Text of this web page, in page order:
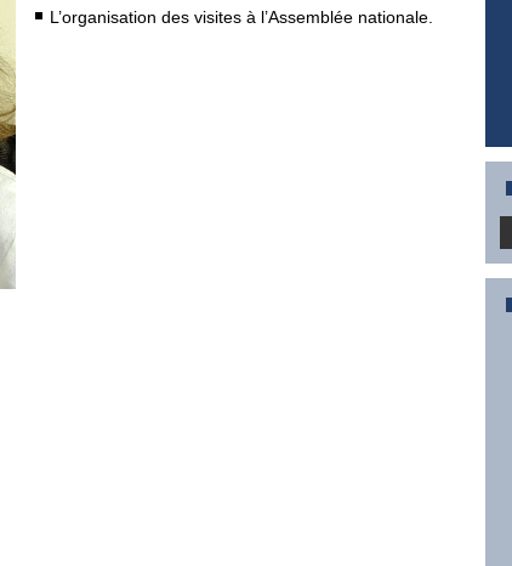
L’organisation des visites à l’Assemblée nationale.